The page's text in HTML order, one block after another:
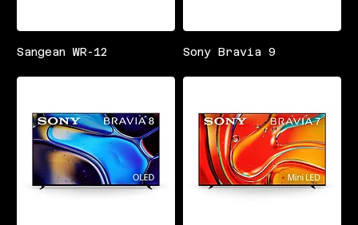
Sangean WR-12 Sony Bravia 9